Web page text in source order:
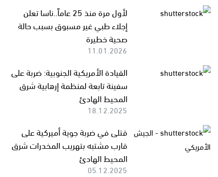
لأول مرة منذ 25 عاماً..ناسا تعلن
إجلاء طبي غير مسبوق بسبب حالة
صحية خطيرة
11.01.2026
القيادة الأمريكية الجنوبية: ضربة على
سفينة تابعة لمنظمة إرهابية شرق
المحيط الهادئ
18.12.2025
قتلى في ضربة جوية أميركية على
قارب مشتبه بتهريب المخدرات شرق
المحيط الهادئ
05.12.2025